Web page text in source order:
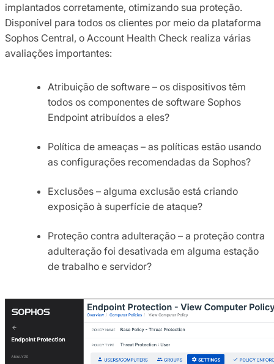
implantados corretamente, otimizando sua proteção.
Disponível para todos os clientes por meio da plataforma
Sophos Central, o Account Health Check realiza várias
avaliações importantes:
Atribuição de software – os dispositivos têm
todos os componentes de software Sophos
Endpoint atribuídos a eles?
Política de ameaças – as políticas estão usando
as configurações recomendadas da Sophos?
Exclusões – alguma exclusão está criando
exposição à superfície de ataque?
Proteção contra adulteração – a proteção contra
adulteração foi desativada em alguma estação
de trabalho e servidor?